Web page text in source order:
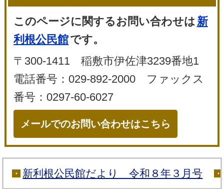
このページに関するお問い合わせは 新
利根公民館です。
〒300-1411 稲敷市伊佐津3239番地1
電話番号：029-892-2000 ファックス
番号：0297-60-6027
メールでのお問い合わせはこちら
新利根公民館だより 令和８年３月号